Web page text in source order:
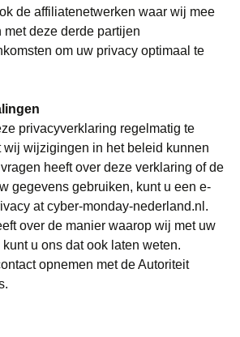
de affiliatenetwerken waar wij mee
deze derde partijen
om uw privacy optimaal te
privacyverklaring regelmatig te
wij wijzigingen in het beleid kunnen
heeft over deze verklaring of de
gegevens gebruiken, kunt u een e-
at cyber-monday-nederland.nl.
over de manier waarop wij met uw
u ons dat ook laten weten.
opnemen met de Autoriteit